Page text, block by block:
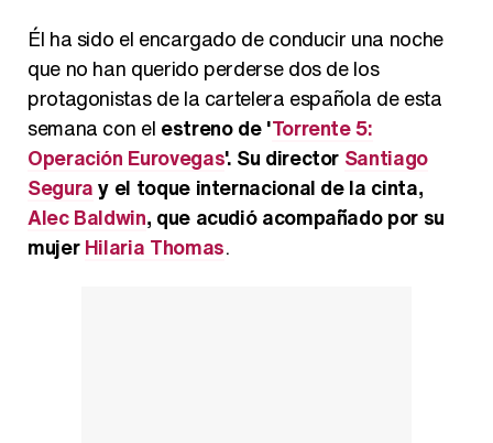
Él ha sido el encargado de conducir una noche
que no han querido perderse dos de los
protagonistas de la cartelera española de esta
semana con el estreno de 'Torrente 5:
Operación Eurovegas'. Su director Santiago
Seguray el toque internacional de la cinta,
Alec Baldwin, que acudió acompañado por su
mujerHilaria Thomas.